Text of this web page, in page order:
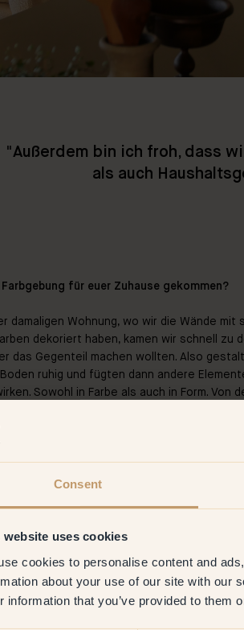
Consent
website uses cookies
cookies to personalise content and
about your use of our site with our
information that you’ve provided to them
"Außerdem bin ich froh, dass
als auch
für euer Zuhause gekommen?
damaligen Wohnung, wo wir die Wände mit
dekoriert haben, kamen wir schnell zu
das Gegenteil machen wollten. Also
ruhig und fügten dann andere
Sowohl in Farbe als auch in Form. Von
Kopf habe, sind wir noch sehr weit entfernt.
minimalistisch. Und ich bin alles
du ausgesucht und warum hast du dich für
entschieden, alle Gemeinschaftsflächen in
Wir wussten, dass wir eine neutrale Farbe
dass diese nicht als reinweiß
in 40 – Sediment. Als ich die Farbe zum
wollte ich sie fast ablecken. Ich glaube, das